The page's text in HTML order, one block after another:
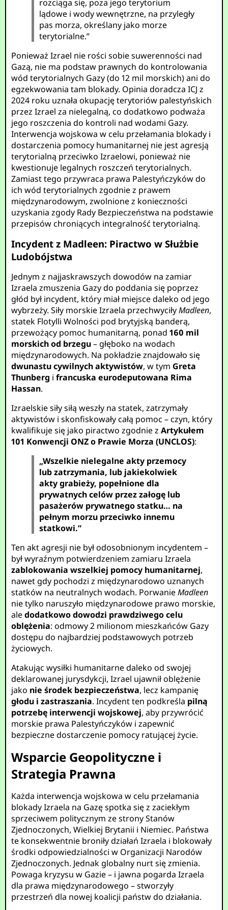
rozciąga się, poza jego terytorium
lądowe i wody wewnętrzne, na przyległy
pas morza, określany jako morze
terytorialne.”
Ponieważ Izrael nie rości sobie suwerenności nad
Gazą, nie ma podstaw prawnych do kontrolowania
wód terytorialnych Gazy (do 12 mil morskich) ani do
egzekwowania tam blokady. Opinia doradcza ICJ z
2024 roku uznała okupację terytoriów palestyńskich
przez Izrael za nielegalną, co dodatkowo podważa
jego roszczenia do kontroli nad wodami Gazy.
Interwencja wojskowa w celu przełamania blokady i
dostarczenia pomocy humanitarnej nie jest agresją
terytorialną przeciwko Izraelowi, ponieważ nie
kwestionuje legalnych roszczeń terytorialnych.
Zamiast tego przywraca prawa Palestyńczyków do
ich wód terytorialnych zgodnie z prawem
międzynarodowym, zwolnione z konieczności
uzyskania zgody Rady Bezpieczeństwa na podstawie
przepisów chroniących integralność terytorialną.
Incydent z Madleen: Piractwo w Służbie
Ludobójstwa
Jednym z najjaskrawszych dowodów na zamiar
Izraela zmuszenia Gazy do poddania się poprzez
głód był incydent, który miał miejsce daleko od jego
wybrzeży. Siły morskie Izraela przechwyciłyMadleen,
statek Flotylli Wolności pod brytyjską banderą,
przewożący pomoc humanitarną, ponad160 mil
morskich od brzegu– głęboko na wodach
międzynarodowych. Na pokładzie znajdowało się
dwunastu cywilnych aktywistów, w tym Greta
Thunberg ifrancuska eurodeputowana Rima
Hassan.
Izraelskie siły siłą weszły na statek, zatrzymały
aktywistów i skonfiskowały całą pomoc – czyn, który
kwalifikuje się jako piractwo zgodnie zArtykułem
101 Konwencji ONZ o Prawie Morza (UNCLOS):
„Wszelkie nielegalne akty przemocy
lub zatrzymania, lub jakiekolwiek
akty grabieży, popełnione dla
prywatnych celów przez załogę lub
pasażerów prywatnego statku… na
pełnym morzu przeciwko innemu
statkowi.”
Ten akt agresji nie był odosobnionym incydentem –
był wyraźnym potwierdzeniem zamiaru Izraela
zablokowania wszelkiej pomocy humanitarnej,
nawet gdy pochodzi z międzynarodowo uznanych
statków na neutralnych wodach. PorwanieMadleen
nie tylko naruszyło międzynarodowe prawo morskie,
aledodatkowo dowodzi prawdziwego celu
oblężenia: odmowy 2 milionom mieszkańców Gazy
dostępu do najbardziej podstawowych potrzeb
życiowych.
Atakując wysiłki humanitarne daleko od swojej
deklarowanej jurysdykcji, Izrael ujawnił oblężenie
jako nie środek bezpieczeństwa, lecz kampanię
głodu i zastraszania. Incydent ten podkreśla pilną
potrzebę interwencji wojskowej, aby przywrócić
morskie prawa Palestyńczyków i zapewnić
bezpieczne dostarczenie pomocy ratującej życie.
Wsparcie Geopolityczne i
Strategia Prawna
Każda interwencja wojskowa w celu przełamania
blokady Izraela na Gazę spotka się z zaciekłym
sprzeciwem politycznym ze strony Stanów
Zjednoczonych, Wielkiej Brytanii i Niemiec. Państwa
te konsekwentnie broniły działań Izraela i blokowały
środki odpowiedzialności w Organizacji Narodów
Zjednoczonych. Jednak globalny nurt się zmienia.
Powaga kryzysu w Gazie – i jawna pogarda Izraela
dla prawa międzynarodowego – stworzyły
przestrzeń dla nowej koalicji państw do działania.